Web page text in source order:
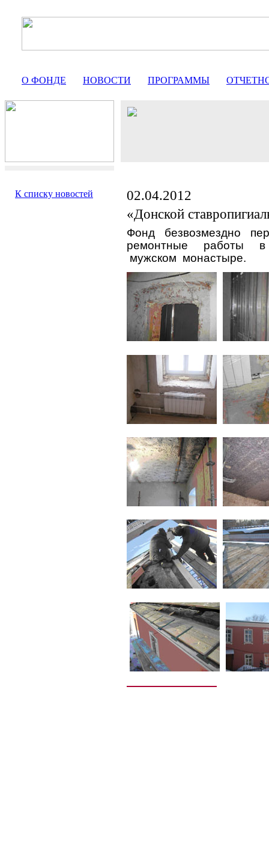
О ФОНДЕ НОВОСТИ ПРОГРАММЫ
К списку новостей
02.04.2012
«Донской
Фонд безвозмездно
ремонтные работы в
мужском монастыре.